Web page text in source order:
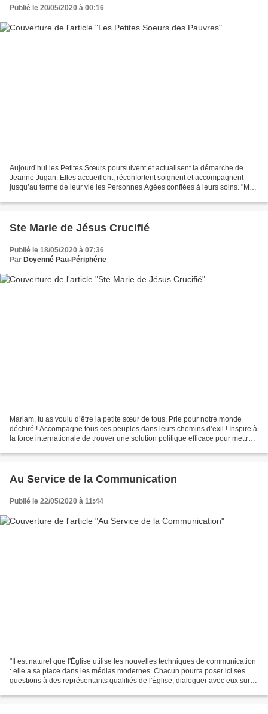
Publié le 20/05/2020 à 00:16
Aujourd’hui les Petites Sœurs poursuivent et actualisent la démarche de
Jeanne Jugan. Elles accueillent, réconfortent soignent et accompagnent
jusqu’au terme de leur vie les Personnes Agées confiées à leurs soins. "Ma
Ste Marie de Jésus Crucifié
Publié le 18/05/2020 à 07:36
Par Doyenné Pau-Périphérie
Mariam, tu as voulu d’être la petite sœur de tous, Prie pour notre monde
déchiré ! Accompagne tous ces peuples dans leurs chemins d’exil ! Inspire à
la force internationale de trouver une solution politique efficace pour mettre
Au Service de la Communication
Publié le 22/05/2020 à 11:44
"Il est naturel que l'Église utilise les nouvelles techniques de communication
: elle a sa place dans les médias modernes. Chacun pourra poser ici ses
questions à des représentants qualifiés de l'Église, dialoguer avec eux sur la